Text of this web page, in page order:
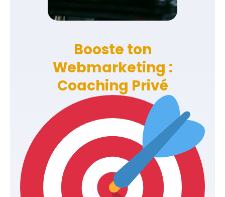
Booste ton
Webmarketing :
Coaching Privé